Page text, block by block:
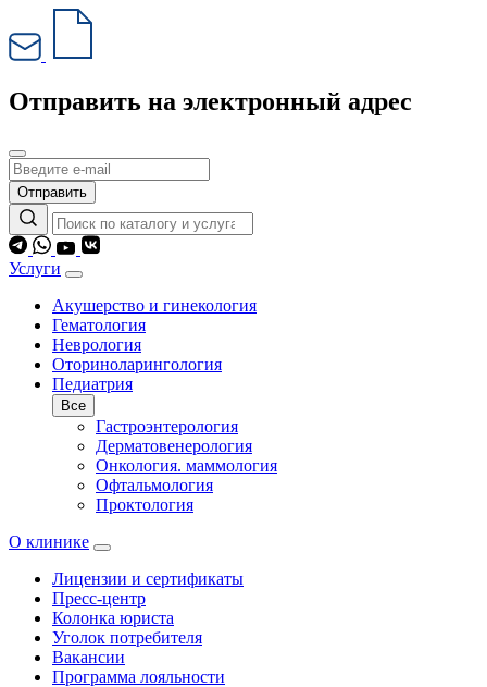
Отправить на электронный адрес
Отправить
Услуги
Акушерство и гинекология
Гематология
Неврология
Оториноларингология
Педиатрия
Все
Гастроэнтерология
Дерматовенерология
Онкология. маммология
Офтальмология
Проктология
О клинике
Лицензии и сертификаты
Пресс-центр
Колонка юриста
Уголок потребителя
Вакансии
Программа лояльности